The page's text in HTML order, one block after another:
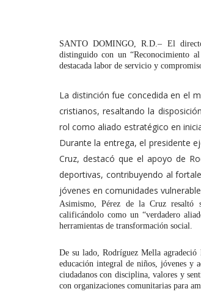
SANTO DOMINGO, R.D.– El
distinguido con un “Reconocimiento
destacada labor de servicio y
La distinción fue concedida en el
cristianos, resaltando la
rol como aliado estratégico en
Durante la entrega, el presidente
Cruz, destacó que el apoyo de
deportivas, contribuyendo al
jóvenes en comunidades
Asimismo, Pérez de la Cruz resaltó
calificándolo como un “verdadero
herramientas de transformación social.
De su lado, Rodríguez Mella
educación integral de niños, jóvenes y
ciudadanos con disciplina, valores y
con organizaciones comunitarias para